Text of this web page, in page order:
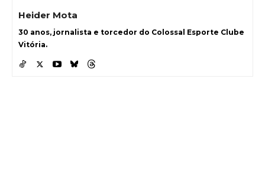
Heider Mota
30 anos, jornalista e torcedor do Colossal Esporte Clube
Vitória.